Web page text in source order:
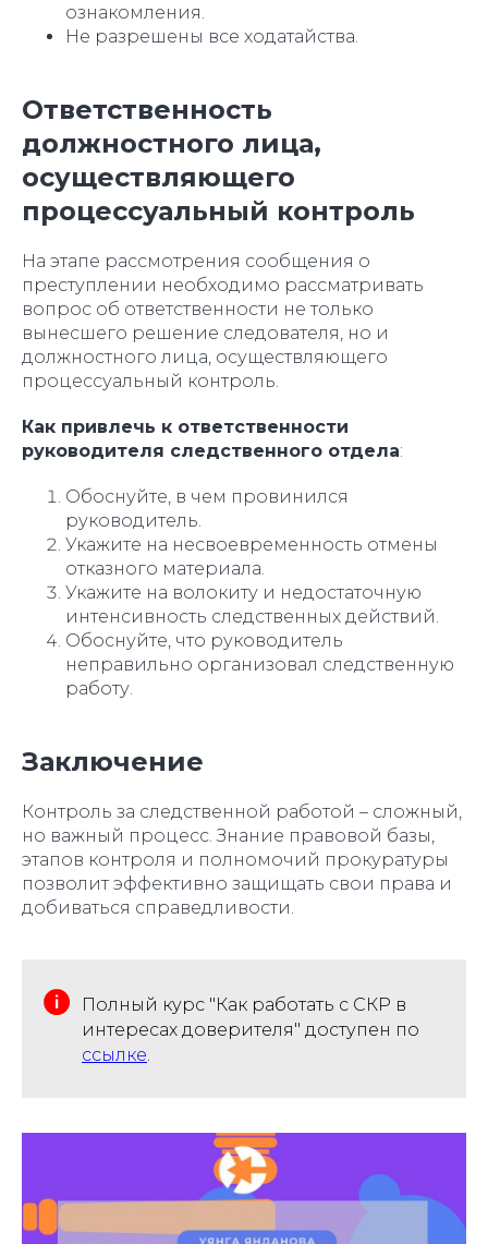
ознакомления.
Не разрешены все ходатайства.
Ответственность
должностного лица,
осуществляющего
процессуальный контроль
На этапе рассмотрения сообщения о
преступлении необходимо рассматривать
вопрос об ответственности не только
вынесшего решение следователя, но и
должностного лица, осуществляющего
процессуальный контроль.
Как привлечь к ответственности
руководителя следственного отдела:
Обоснуйте, в чем провинился
руководитель.
Укажите на несвоевременность отмены
отказного материала.
Укажите на волокиту и недостаточную
интенсивность следственных действий.
Обоснуйте, что руководитель
неправильно организовал следственную
работу.
Заключение
Контроль за следственной работой – сложный,
но важный процесс. Знание правовой базы,
этапов контроля и полномочий прокуратуры
позволит эффективно защищать свои права и
добиваться справедливости.
Полный курс "Как работать с СКР в
интересах доверителя" доступен по
ссылке